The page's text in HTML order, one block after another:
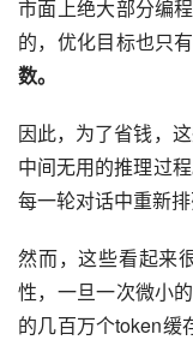
市面上绝大部分编
的，优化目标也只
数。
因此，为了省钱，
中间无用的推理过
每一轮对话中重新
然而，这些看起来
性，一旦一次微小
的几百万个token缓